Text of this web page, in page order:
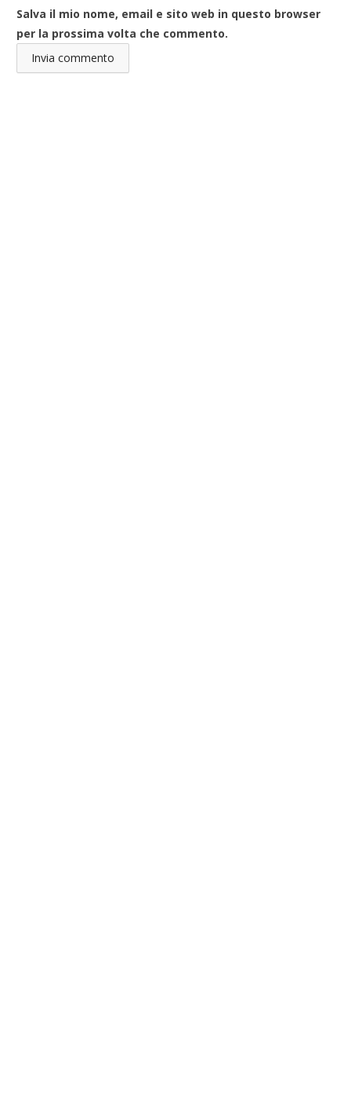
Salva il mio nome, email e sito web in questo browser
per la prossima volta che commento.